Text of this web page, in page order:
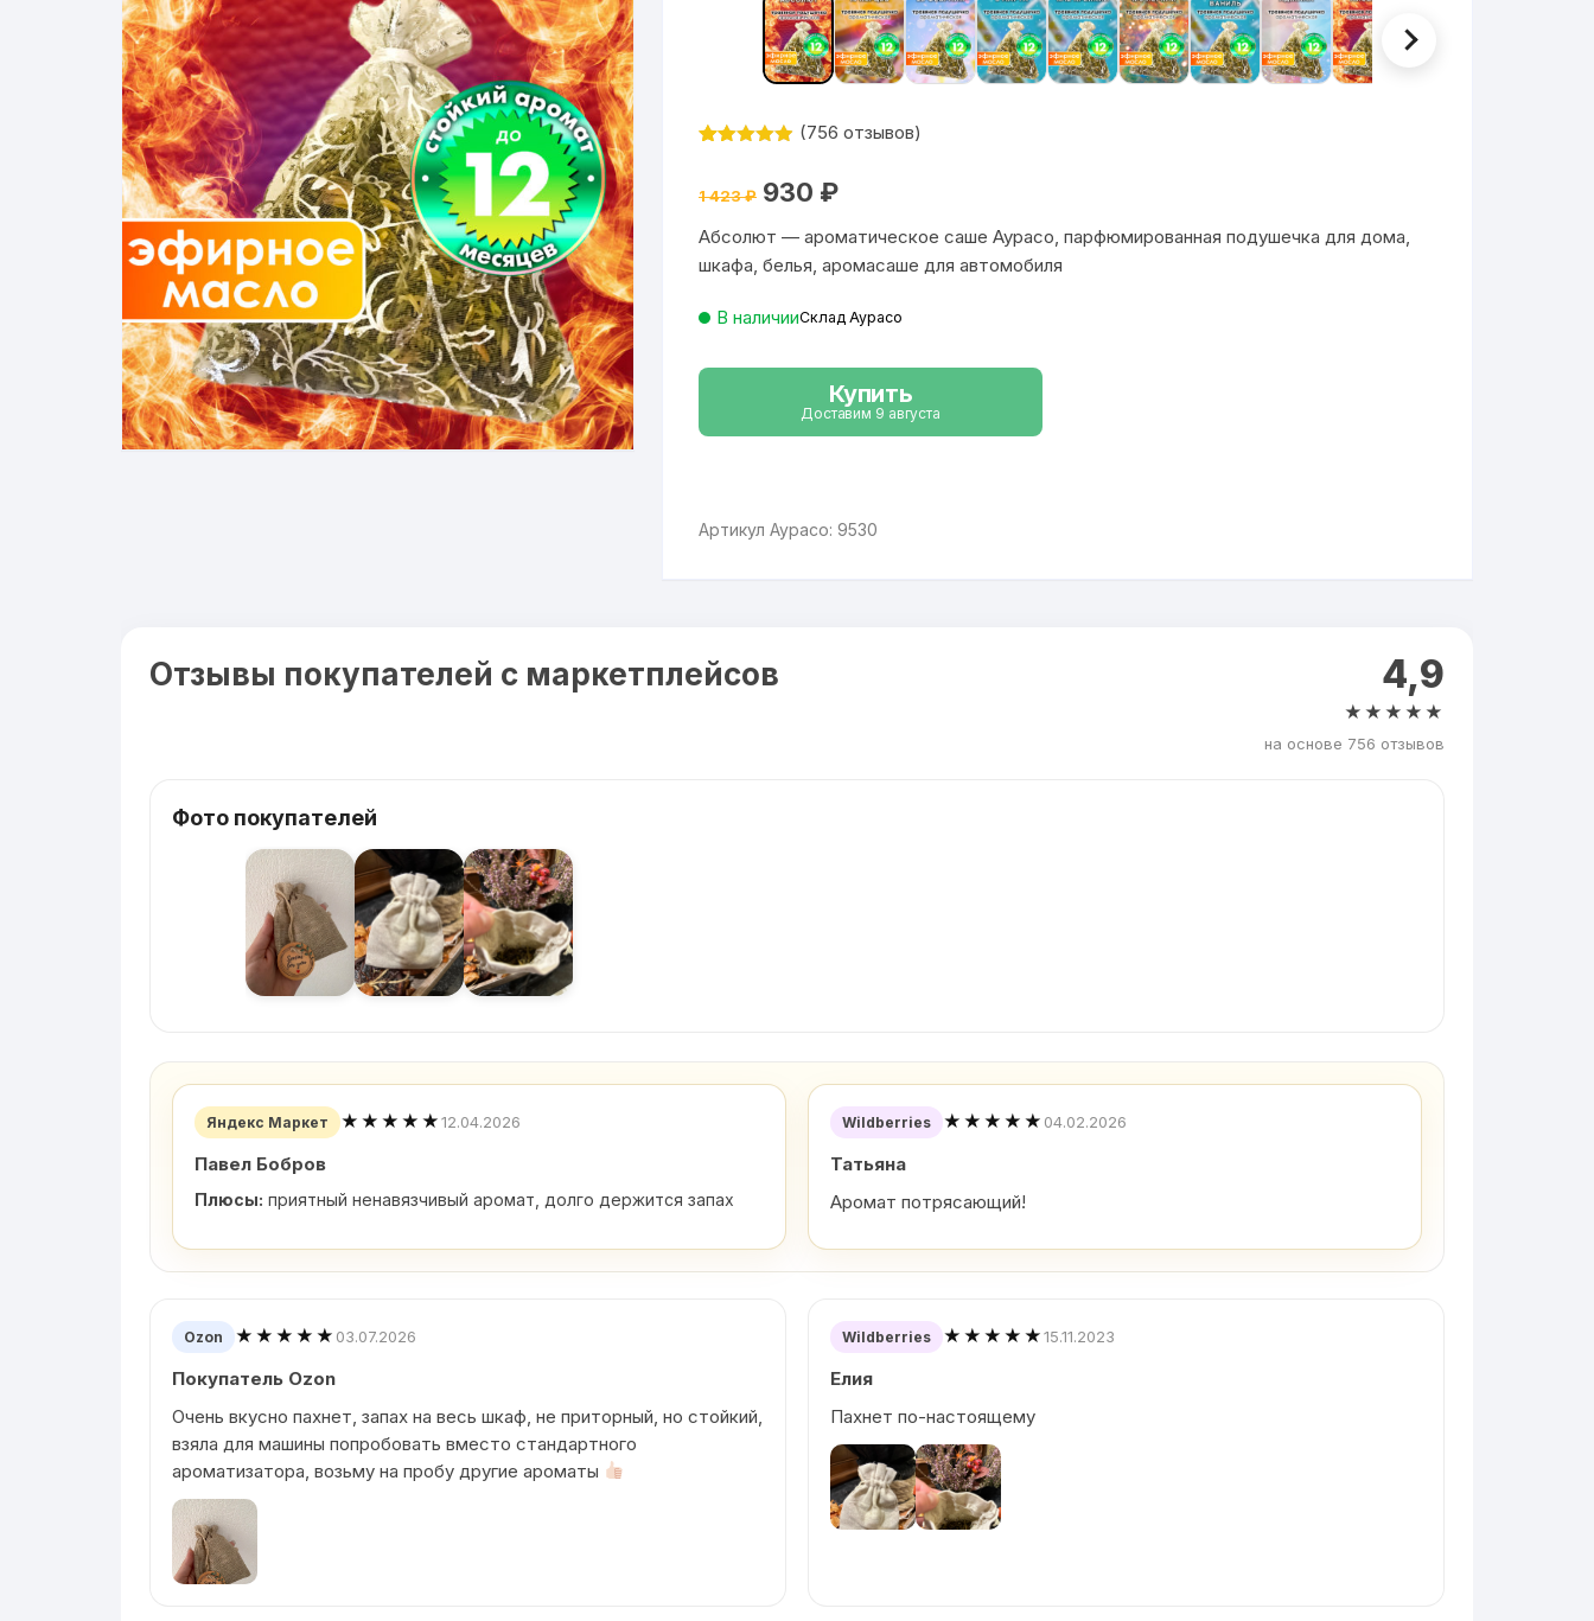
на основе
пользовател
ей
(756 отзывов)
1 423₽ Первоначальная
цена
1
423 ₽.
930 ₽Текущая
Абсолют — ароматическое саше Аурасо, парфюмированная подушечка для дома,
шкафа, белья, аромасаше для автомобиля
В наличииСклад Аурасо
Купить
Доставим 9 августа
Артикул Аурасо: 9530
Отзывы покупателей с маркетплейсов 4,9
★★★★★
на основе 756 отзывов
Фото покупателей
Яндекс Маркет ★★★★★12.04.2026
Павел Бобров
Плюсы: приятный ненавязчивый аромат, долго держится запах
Wildberries ★★★★★ 04.02.2026
Татьяна
Аромат потрясающий!
Ozon ★★★★★ 03.07.2026
Покупатель Ozon
Очень вкусно пахнет, запах на весь шкаф, не приторный, но стойкий,
взяла для машины попробовать вместо стандартного
ароматизатора, возьму на пробу другие ароматы
Wildberries ★★★★★15.11.2023
Елия
Пахнет по-настоящему